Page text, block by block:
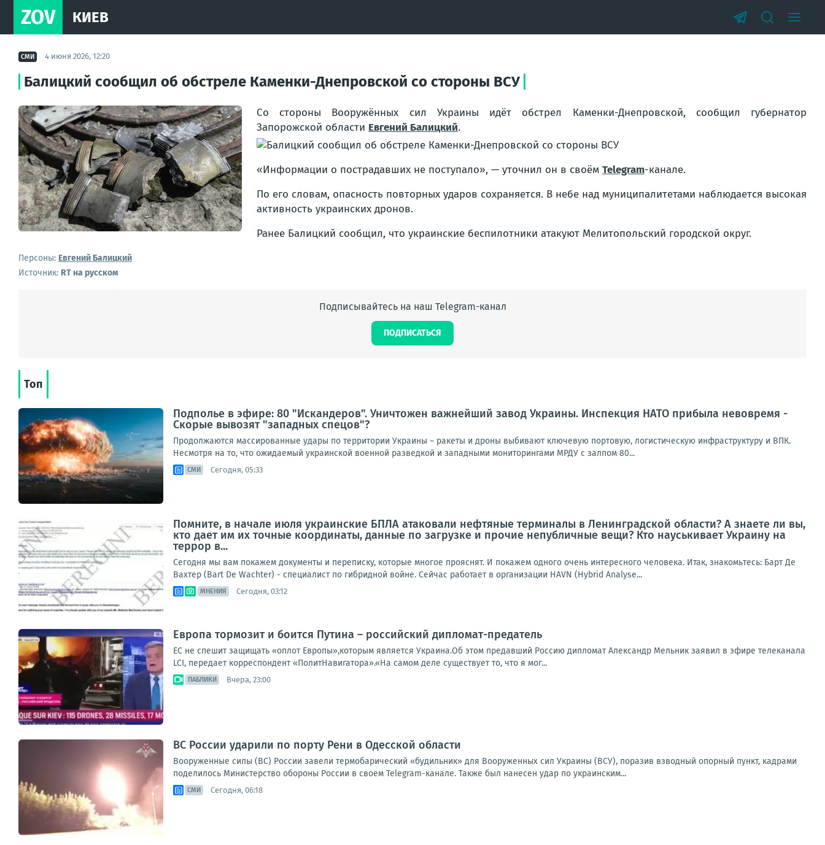
ZOV КИЕВ
СМИ 4 июня 2026, 12:20
Балицкий сообщил об обстреле Каменки-Днепровской со стороны ВСУ
Со стороны Вооружённых сил Украины идёт обстрел Каменки-Днепровской, сообщил губернатор
Запорожской области Евгений Балицкий.
«Информации о пострадавших не поступало», — уточнил он в своём Telegram-канале.
По его словам, опасность повторных ударов сохраняется. В небе над муниципалитетами наблюдается высокая
активность украинских дронов.
Ранее Балицкий сообщил, что украинские беспилотники атакуют Мелитопольский городской округ.
Персоны: Евгений Балицкий
Источник: RT на русском
Подписывайтесь на наш Telegram-канал
ПОДПИСАТЬСЯ
Топ
Подполье в эфире: 80 "Искандеров". Уничтожен важнейший завод Украины. Инспекция НАТО прибыла невовремя -
Скорые вывозят "западных спецов"?
Продолжаются массированные удары по территории Украины – ракеты и дроны выбивают ключевую портовую, логистическую инфраструктуру и ВПК.
Несмотря на то, что ожидаемый украинской военной разведкой и западными мониторингами МРДУ с залпом 80...
СМИ Сегодня, 05:33
Помните, в начале июля украинские БПЛА атаковали нефтяные терминалы в Ленинградской области? А знаете ли вы,
кто дает им их точные координаты, данные по загрузке и прочие непубличные вещи? Кто науськивает Украину на
террор в...
Сегодня мы вам покажем документы и переписку, которые многое прояснят. И покажем одного очень интересного человека. Итак, знакомьтесь: Барт Де
Вахтер (Bart De Wachter) - специалист по гибридной войне. Сейчас работает в организации HAVN (Hybrid Analyse...
МНЕНИЯ Сегодня, 03:12
Европа тормозит и боится Путина – российский дипломат-предатель
ЕС не спешит защищать «оплот Европы»,которым является Украина.Об этом предавший Россию дипломат Александр Мельник заявил в эфире телеканала
LCI, передает корреспондент «ПолитНавигатора».«На самом деле существует то, что я мог...
ПАБЛИКИ Вчера, 23:00
ВС России ударили по порту Рени в Одесской области
Вооруженные силы (ВС) России завели термобарический «будильник» для Вооруженных сил Украины (ВСУ), поразив взводный опорный пункт, кадрами
поделилось Министерство обороны России в своем Telegram-канале. Также был нанесен удар по украинским...
СМИ Сегодня, 06:18